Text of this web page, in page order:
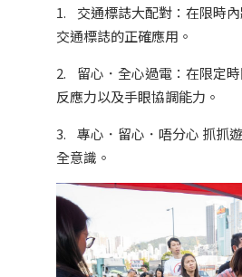
1. 交通標誌大配對：在限時
交通標誌的正確應用。
2. 留心．全心過電：在限定
反應力以及手眼協調能力。
3. 專心．留心．唔分心 抓抓
全意識。